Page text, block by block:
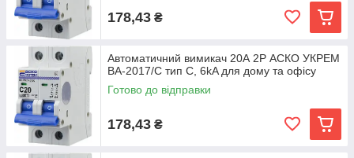
178,43 ₴
Автоматичний вимикач 20А 2Р АСКО УКРЕМ
ВА-2017/С тип C, 6kA для дому та офісу
Готово до відправки
178,43 ₴